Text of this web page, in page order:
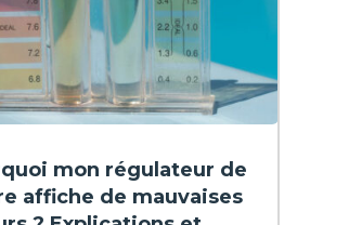
mon régulateur de
affiche de mauvaises